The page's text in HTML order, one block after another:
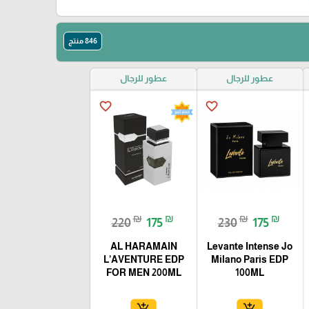
846 منتج
عطور للرجال
favorite_border
230₪ 175 ₪
Levante Intense Jo
Milano Paris EDP
100ML
عطور للرجال
favorite_border
220₪ 175 ₪
AL HARAMAIN
L’AVENTURE EDP
FOR MEN 200ML